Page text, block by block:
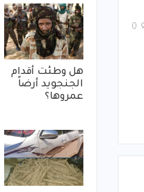
هل وطئت أقدام
الجنجويد أرضاً
عمروها؟